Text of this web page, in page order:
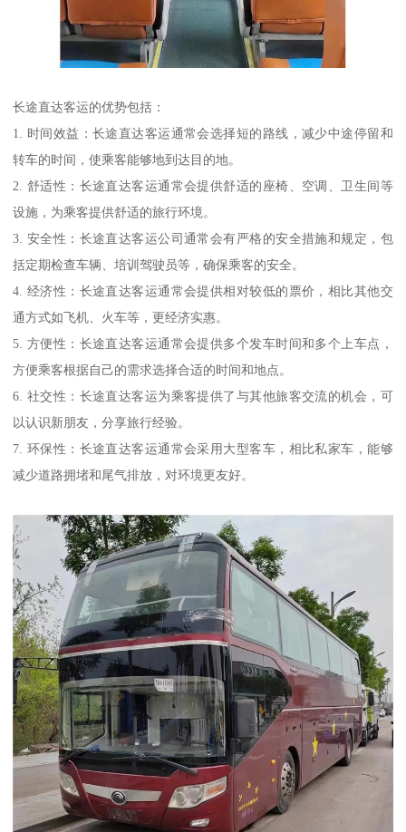
长途直达客运的优势包括：
1. 时间效益：长途直达客运通常会选择短的路线，减少中途停留和
转车的时间，使乘客能够地到达目的地。
2. 舒适性：长途直达客运通常会提供舒适的座椅、空调、卫生间等
设施，为乘客提供舒适的旅行环境。
3. 安全性：长途直达客运公司通常会有严格的安全措施和规定，包
括定期检查车辆、培训驾驶员等，确保乘客的安全。
4. 经济性：长途直达客运通常会提供相对较低的票价，相比其他交
通方式如飞机、火车等，更经济实惠。
5. 方便性：长途直达客运通常会提供多个发车时间和多个上车点，
方便乘客根据自己的需求选择合适的时间和地点。
6. 社交性：长途直达客运为乘客提供了与其他旅客交流的机会，可
以认识新朋友，分享旅行经验。
7. 环保性：长途直达客运通常会采用大型客车，相比私家车，能够
减少道路拥堵和尾气排放，对环境更友好。